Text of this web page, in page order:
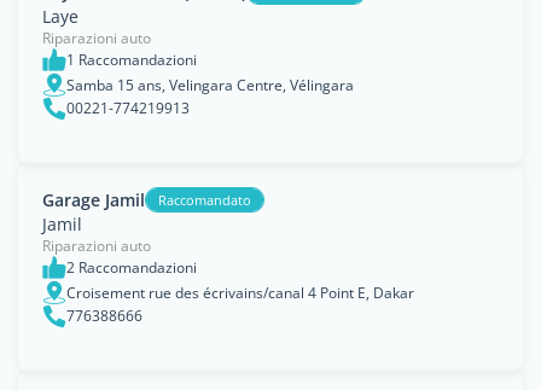
Laye
Riparazioni auto
1 Raccomandazioni
Samba 15 ans, Velingara Centre, Vélingara
00221-774219913
Garage Jamil Raccomandato
Jamil
Riparazioni auto
2 Raccomandazioni
Croisement rue des écrivains/canal 4 Point E, Dakar
776388666